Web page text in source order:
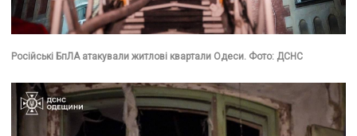
Російські БпЛА атакували житлові квартали Одеси. Фото: ДСНС